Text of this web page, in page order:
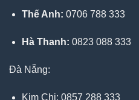
Thế Anh: 0706 788 333
Hà Thanh: 0823 088 333
Đà Nẵng:
Kim Chi: 0857 288 333